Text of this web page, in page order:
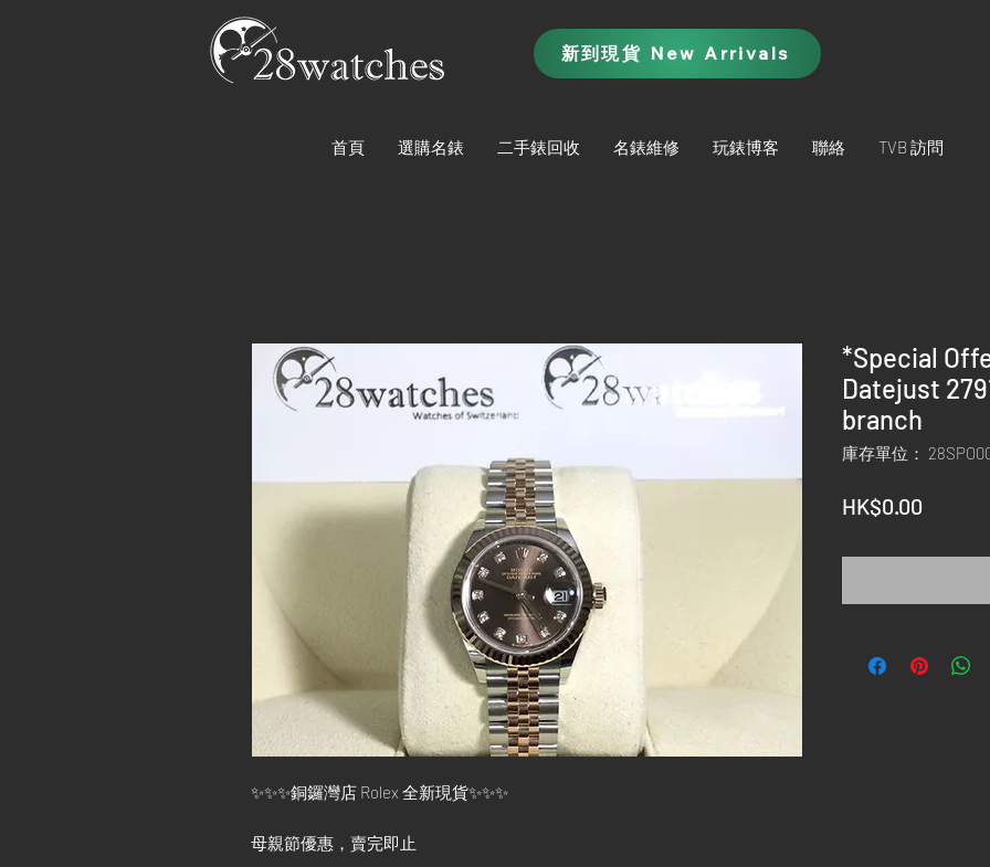
新到現貨 New Arrivals
首頁 選購名錶 二手錶回收 名錶維修 玩錶博客 聯絡 TVB 訪問
✨✨✨銅鑼灣店 Rolex 全新現貨✨✨✨
母親節優惠，賣完即止
*Special
Datejust
branch
庫存單位：
HK$0.00